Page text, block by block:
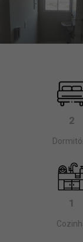
2
1